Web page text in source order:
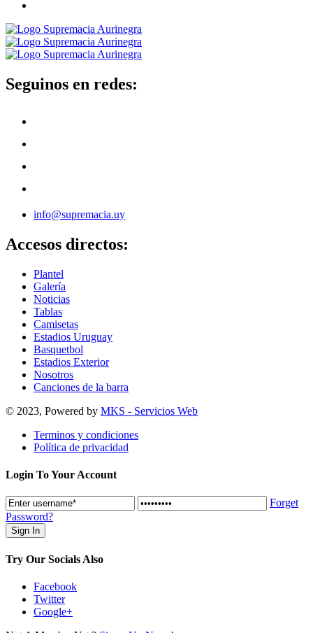
Seguinos en redes:
info@supremacia.uy
Accesos directos:
Plantel
Galería
Noticias
Tablas
Camisetas
Estadios Uruguay
Basquetbol
Estadios Exterior
Nosotros
Canciones de la barra
© 2023, Powered by MKS - Servicios Web
Terminos y condiciones
Política de privacidad
Login To Your Account
Forget
Password?
Try Our Socials Also
Facebook
Twitter
Google+